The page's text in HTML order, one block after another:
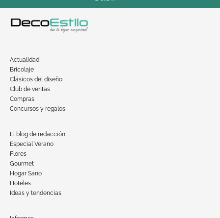
Actualidad
Bricolaje
Clásicos del diseño
Club de ventas
Compras
Concursos y regalos
El blog de redacción
Especial Verano
Flores
Gourmet
Hogar Sano
Hoteles
Ideas y tendencias